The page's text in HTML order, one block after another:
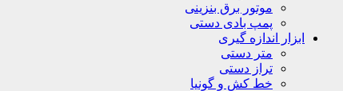
موتور برق بنزینی
پمپ بادی دستی
ابزار اندازه گیری
متر دستی
تراز دستی
خط کش و گونیا